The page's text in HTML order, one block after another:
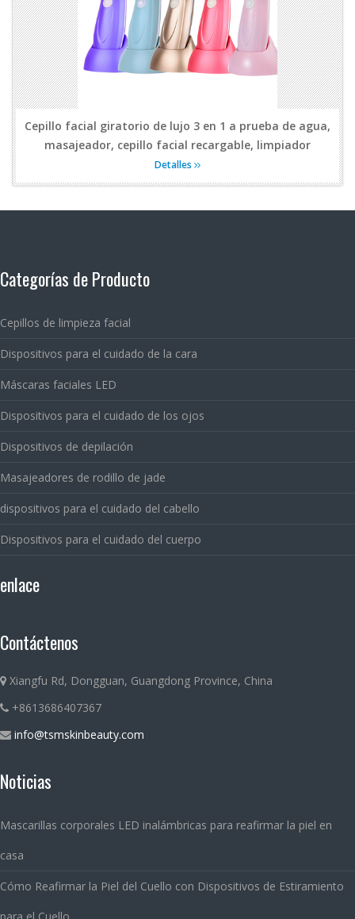
Cepillo facial giratorio de lujo 3 en 1 a prueba de agua,
masajeador, cepillo facial recargable, limpiador
Detalles
Categorías de Producto
Cepillos de limpieza facial
Dispositivos para el cuidado de la cara
Máscaras faciales LED
Dispositivos para el cuidado de los ojos
Dispositivos de depilación
Masajeadores de rodillo de jade
dispositivos para el cuidado del cabello
Dispositivos para el cuidado del cuerpo
enlace
Contáctenos
Xiangfu Rd, Dongguan, Guangdong Province, China
+8613686407367
info@tsmskinbeauty.com
Noticias
Mascarillas corporales LED inalámbricas para reafirmar la piel en
casa
Cómo Reafirmar la Piel del Cuello con Dispositivos de Estiramiento